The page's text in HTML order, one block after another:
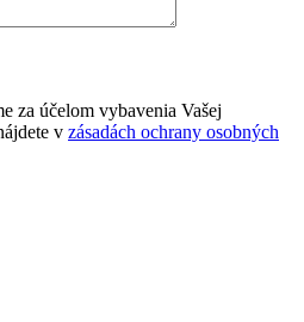
za účelom vybavenia Vašej
v zásadách ochrany osobných